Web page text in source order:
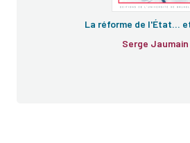
La réforme de l'État…
Serge Jaumain